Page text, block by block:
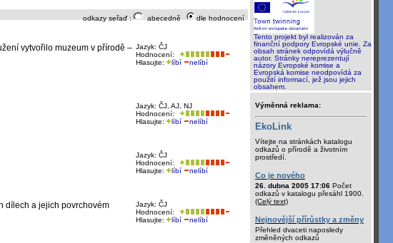
odkazy seřaď : abecedně dle hodnocení
Jazyk: ČJ
Hodnocení:
Hlasujte:
líbí nelíbí
vytvořilo muzeum v přírodě –
Jazyk: ČJ, AJ, NJ
Hodnocení:
Hlasujte:
líbí nelíbí
Jazyk: ČJ
Hodnocení:
Hlasujte:
líbí nelíbí
Jazyk: ČJ
Hodnocení:
Hlasujte:
líbí nelíbí
dílech a jejich povrchovém
Tento projekt byl realizován za
finanční podpory Evropské unie. Za
obsah stránek odpovídá výlučně
autor. Stránky nereprezentují
názory Evropské komise a
Evropská komise neodpovídá za
použití informací, jež jsou jejich
obsahem.
Výměnná reklama:
EkoLink
Vítejte na stránkách katalogu
odkazů o přírodě a životním
prostředí.
Co je nového
26. dubna 2005 17:06 Počet
odkazů v katalogu přesáhl 1900.
(Celý text)
Nejnovější přírůstky a změny
Přehled dvaceti naposledy
změněných odkazů